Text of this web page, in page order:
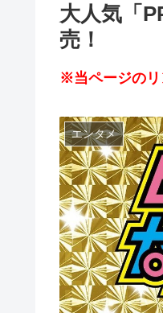
大人気「
売！
※当ページのリ
エンタメ